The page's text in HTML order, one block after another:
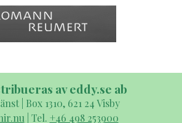
av eddy.se ab
| Box 1310, 621 24 Visby
| Tel. +46 498 253900